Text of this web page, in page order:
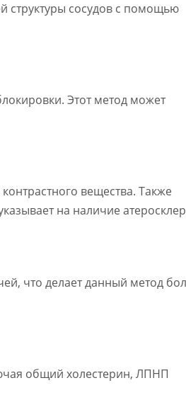
структуры сосудов с помощью
Этот метод может
вещества. Также
на наличие
что делает данный метод
общий холестерин, ЛПНП